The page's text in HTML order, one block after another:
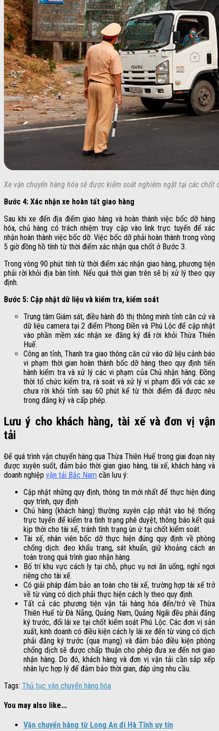
Xe vận chuyển hàng hóa sẽ được kiểm soát nghiêm ngặt tại các chốt
Bước 4: Xác nhận xe hoàn tất giao hàng
Sau khi xe đến địa điểm giao hàng và hoàn thành việc bốc dỡ hàng
hóa, chủ hàng có trách nhiệm truy cập vào link trực tuyến để xác
nhận hoàn thành việc bốc dỡ. Việc bốc dỡ phải hoàn thành trong vòng
5 giờ đồng hồ tính từ thời điểm xác nhận qua chốt ở Bước 3.
Trong vòng 90 phút tính từ thời điểm xác nhận giao hàng, phương tiện
phải rời khỏi địa bàn tỉnh. Nếu quá thời gian trên sẽ bị xử lý theo quy
định.
Bước 5: Cập nhật dữ liệu và kiểm tra, kiểm soát
Trung tâm Giám sát, điều hành đô thị thông minh tỉnh căn cứ và
dữ liệu camera tại 2 điểm Phong Điền và Phú Lộc để cập nhật
vào phần mềm xác nhận xe đăng ký đã rời khỏi Thừa Thiên
Huế.
Công an tỉnh, Thanh tra giao thông căn cứ vào dữ liệu cảnh báo
vi phạm thời gian hoàn thành bốc dỡ hàng theo quy định tiến
hành kiểm tra và xử lý các vi phạm của Chủ nhận hàng. Đồng
thời tổ chức kiểm tra, rà soát và xử lý vi phạm đối với các xe
chưa rời khỏi tỉnh sau 60 phút kể từ thời điểm đã được nêu
trong đăng ký và cấp phép.
Lưu ý cho khách hàng, tài xế và đơn vị vận
tải
Để quá trình vận chuyển hàng qua Thừa Thiên Huế trong giai đoạn này
được xuyên suốt, đảm bảo thời gian giao hàng, tài xế, khách hàng và
doanh nghiệp vận tải Bắc Nam cần lưu ý:
Cập nhật những quy định, thông tin mới nhất để thực hiện đúng
quy trình, quy định
Chủ hàng (khách hàng) thường xuyên cập nhật vào hệ thống
trực tuyến để kiểm tra tình trạng phê duyệt, thông báo kết quả
kịp thời cho tài xế, tránh tình trạng ùn ứ tại chốt kiểm soát.
Tài xế, nhân viên bốc dỡ thực hiện đúng quy định về phòng
chống dịch: đeo khẩu trang, sát khuẩn, giữ khoảng cách an
toàn trong quá trình giao nhận hàng.
Bố trí khu vực cách ly tại chỗ, phục vụ nơi ăn uống, nghỉ ngơi
riêng cho tài xế.
Có giải pháp đảm bảo an toàn cho tài xế, trường hợp tài xế trở
về từ vùng có dịch phải thực hiện cách ly theo quy định.
Tất cả các phương tiện vận tải hàng hóa đến/trở về Thừa
Thiên Huế từ Đà Nẵng, Quảng Nam, Quảng Ngãi đều phải đăng
ký trước, đổi lái xe tại chốt kiểm soát Phú Lộc. Các đơn vị sản
xuất, kinh doanh có điều kiện cách ly lái xe đến từ vùng có dịch
phải đăng ký trước (qua mạng) và đảm bảo điều kiện phòng
chống dịch sẽ được chấp thuận cho phép đưa xe đến nơi giao
nhận hàng. Do đó, khách hàng và đơn vị vận tải cần sắp xếp
nhân lực hợp lý để đảm bảo thời gian, đáp ứng nhu cầu.
Tags: Thủ tục vận chuyển hàng hóa
You may also like...
Vận chuyển hàng từ Long An đi Hà Tĩnh uy tín